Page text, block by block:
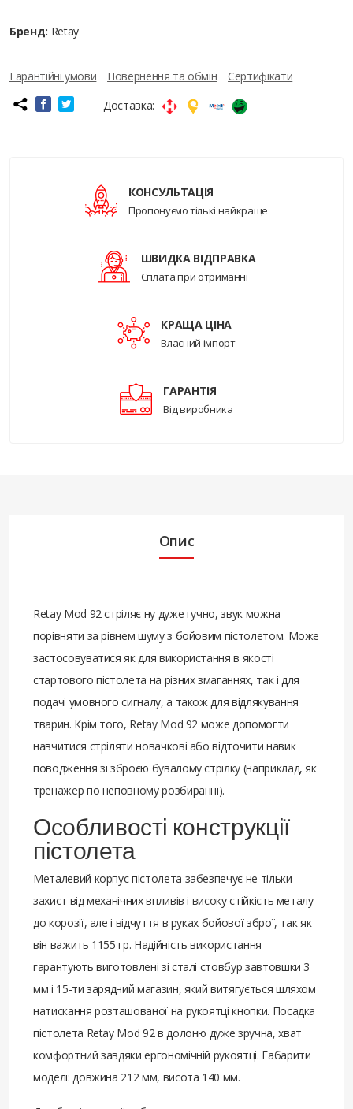
Бренд: Retay
Гарантійні умови Повернення та обмін
Сертифікати
Доставка:
КОНСУЛЬТАЦІЯ
Пропонуємо тількі найкраще
ШВИДКА ВІДПРАВКА
Сплата при отриманні
КРАЩА ЦІНА
Власний імпорт
ГАРАНТІЯ
Від виробника
Опис
Retay Mod 92 стріляє ну дуже гучно, звук можна
порівняти за рівнем шуму з бойовим пістолетом. Може
застосовуватися як для використання в якості
стартового пістолета на різних змаганнях, так і для
подачі умовного сигналу, а також для відлякування
тварин. Крім того, Retay Mod 92 може допомогти
навчитися стріляти новачкові або відточити навик
поводження зі зброєю бувалому стрілку (наприклад, як
тренажер по неповному розбиранні).
Особливості конструкції
пістолета
Металевий корпус пістолета забезпечує не тільки
захист від механічних впливів і високу стійкість металу
до корозії, але і відчуття в руках бойової зброї, так як
він важить 1155 гр. Надійність використання
гарантують виготовлені зі сталі стовбур завтовшки 3
мм і 15-ти зарядний магазин, який витягується шляхом
натискання розташованої на рукоятці кнопки. Посадка
пістолета Retay Mod 92 в долоню дуже зручна, хват
комфортний завдяки ергономічній рукоятці. Габарити
моделі: довжина 212 мм, висота 140 мм.